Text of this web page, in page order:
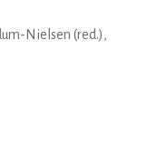
Nielsen (red.),